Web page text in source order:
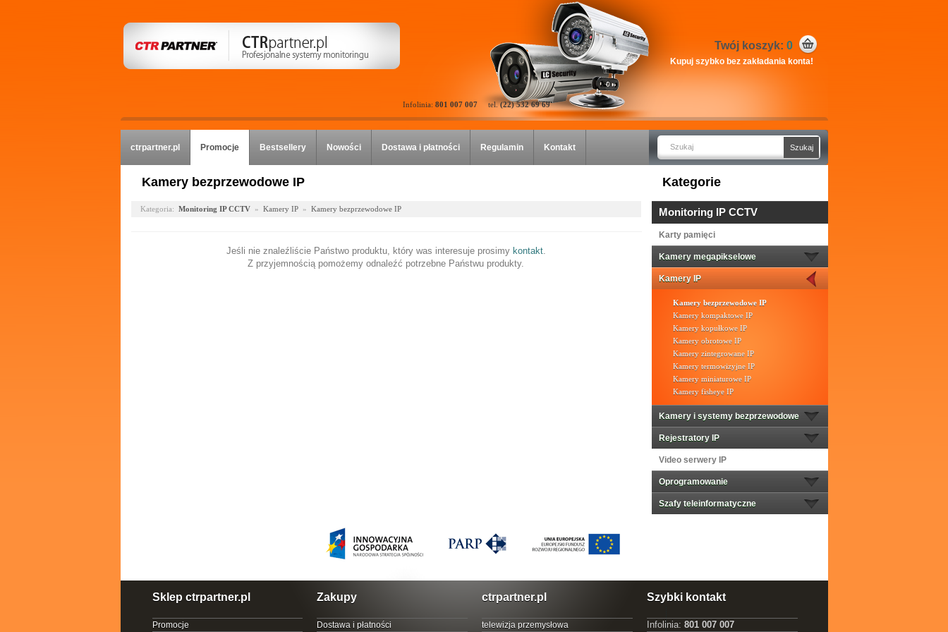
Twój koszyk: 0
Kupuj szybko bez zakładania konta!
Infolinia: 801 007 007tel.(22) 532 69 69
ctrpartner.pl Promocje Bestsellery Nowości Dostawa i płatności Regulamin Kontakt
Kategorie
Monitoring IP CCTV
Karty pamięci
Kamery megapikselowe
Kamery IP
Kamery bezprzewodowe IP
Kamery kompaktowe IP
Kamery kopułkowe IP
Kamery obrotowe IP
Kamery zintegrowane IP
Kamery termowizyjne IP
Kamery miniaturowe IP
Kamery fisheye IP
Kamery i systemy bezprzewodowe
Rejestratory IP
Video serwery IP
Oprogramowanie
Szafy teleinformatyczne
Kamery bezprzewodowe IP
Kategoria: Monitoring IP CCTV» Kamery IP» Kamery bezprzewodowe IP
Jeśli nie znaleźliście Państwo produktu, który was interesuje prosimy kontakt.
Z przyjemnością pomożemy odnaleźć potrzebne Państwu produkty.
Sklep ctrpartner.pl
Promocje
Zakupy
Dostawa i płatności
ctrpartner.pl
telewizja przemysłowa
Szybki kontakt
Infolinia: 801 007 007